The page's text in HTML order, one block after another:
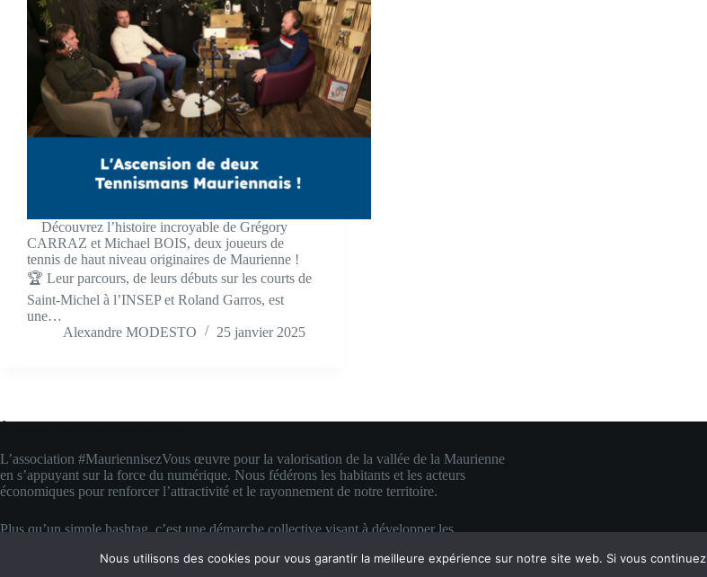
Découvrez l’histoire incroyable de Grégory
CARRAZ et Michael BOIS, deux joueurs de
tennis de haut niveau originaires de Maurienne !
🏆 Leur parcours, de leurs débuts sur les courts de
Saint-Michel à l’INSEP et Roland Garros, est
une…
Alexandre MODESTO
25 janvier 2025
L’association #MauriennisezVous œuvre pour la valorisation de la vallée de la Maurienne
en s’appuyant sur la force du numérique. Nous fédérons les habitants et les acteurs
économiques pour renforcer l’attractivité et le rayonnement de notre territoire.
Plus qu’un simple hashtag, c’est une démarche collective visant à développer les
concrète pour faire rayonner la Maurienne bien au-delà de ses montagnes.
Nous utilisons des cookies pour vous garantir la meilleure expérience sur notre site web. Si vous